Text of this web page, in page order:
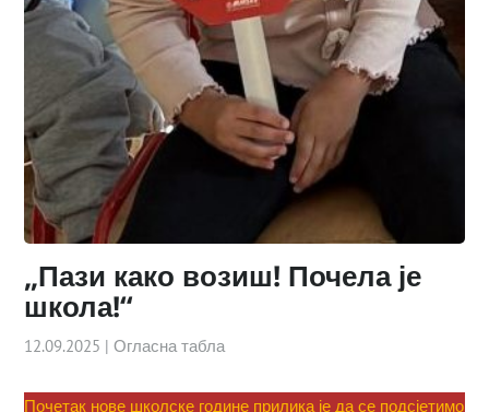
„Пази како возиш! Почела је
школа!“
12.09.2025 |Огласна табла
Почетак нове школске године прилика је да се подсјетимо